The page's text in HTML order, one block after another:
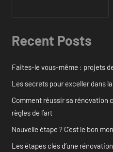
Recent Posts
Faites-le vous-même : projets
Les secrets pour exceller dans
Comment réussir sa rénovation
règles de l’art
Nouvelle étape ? C’est le bon
Les étapes clés d’une